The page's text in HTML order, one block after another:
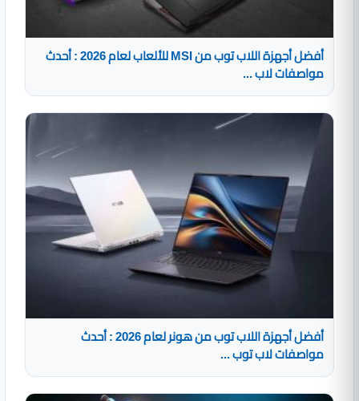
أفضل أجهزة اللاب توب من MSI للألعاب لعام 2026 : أحدث
مواصفات لاب ...
أفضل أجهزة اللاب توب من هونر لعام 2026 : أحدث
مواصفات لاب توب ...